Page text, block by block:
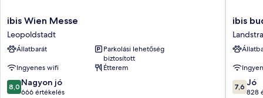
ibis
Wien
Messe
Leopoldstadt
ibis Wien Messe
Leopoldstadt
Állatbarát
Parkolási lehetőség
biztosított
Ingyenes wifi
Étterem
8.0
ennyiből:
8,0 Nagyon jó
666 értékelés
ibis
budget
Wien
Sankt
ibis
7.6
7,6 Jó
828